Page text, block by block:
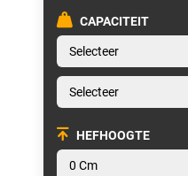
CAPACITEIT
HEFHOOGTE